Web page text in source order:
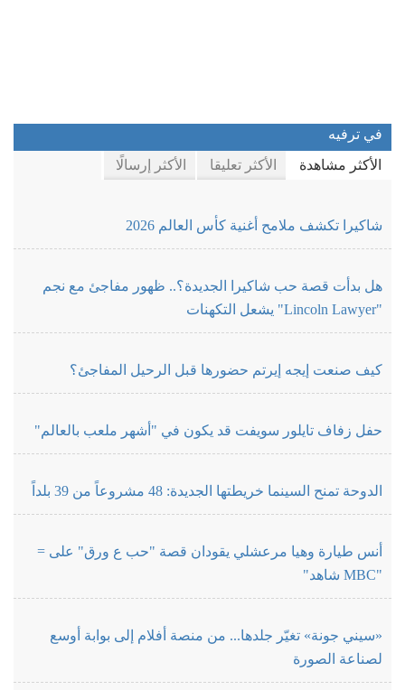
في ترفيه
الأكثر مشاهدة الأكثر تعليقا الأكثر إرسالًا
شاكيرا تكشف ملامح أغنية كأس العالم 2026
هل بدأت قصة حب شاكيرا الجديدة؟.. ظهور مفاجئ مع نجم
"Lincoln Lawyer" يشعل التكهنات
كيف صنعت إيجه إيرتم حضورها قبل الرحيل المفاجئ؟
حفل زفاف تايلور سويفت قد يكون في "أشهر ملعب بالعالم"
الدوحة تمنح السينما خريطتها الجديدة: 48 مشروعاً من 39 بلداً
أنس طيارة وهيا مرعشلي يقودان قصة "حب ع ورق" على =
"MBC شاهد"
«سيني جونة» تغيّر جلدها... من منصة أفلام إلى بوابة أوسع
لصناعة الصورة